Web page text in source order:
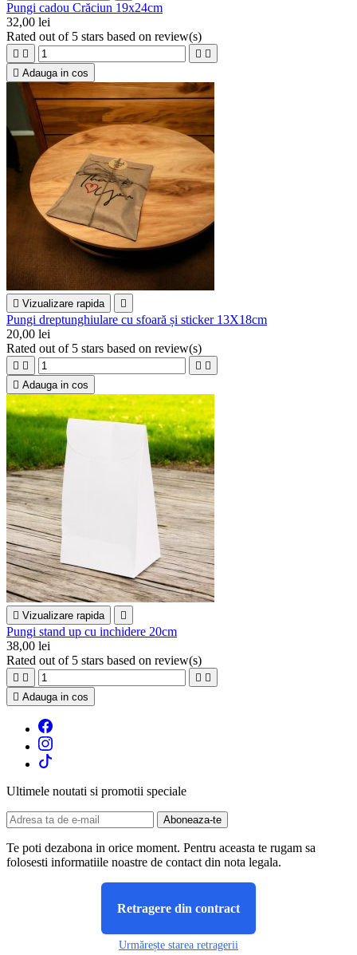
Pungi cadou Crăciun 19x24cm
32,00 lei
Rated out of 5 stars based on review(s)
   
 Adauga in cos
 Vizualizare rapida 
Pungi dreptunghiulare cu sfoară și sticker 13X18cm
20,00 lei
Rated out of 5 stars based on review(s)
   
 Adauga in cos
 Vizualizare rapida 
Pungi stand up cu inchidere 20cm
38,00 lei
Rated out of 5 stars based on review(s)
   
 Adauga in cos
Ultimele noutati si promotii speciale
Te poti dezabona in orice moment. Pentru aceasta te rugam sa
folosesti informatiile noastre de contact din nota legala.
Retragere din contract
Urmărește starea retragerii